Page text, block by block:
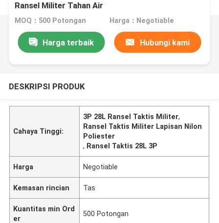
Ransel Militer Tahan Air
MOQ：500 Potongan Harga：Negotiable
Harga terbaik Hubungi kami
DESKRIPSI PRODUK
Cahaya Tinggi:
3P 28L Ransel Taktis Militer,
Ransel Taktis Militer Lapisan Nilon
Poliester
, Ransel Taktis 28L 3P
Harga Negotiable
Kemasan rincian Tas
Kuantitas min Ord
er
500 Potongan